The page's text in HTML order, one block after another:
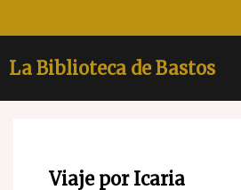
La Biblioteca de Bastos
Viaje por Icaria